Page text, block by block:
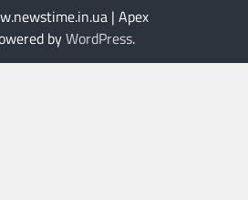
| Apex
byWordPress.